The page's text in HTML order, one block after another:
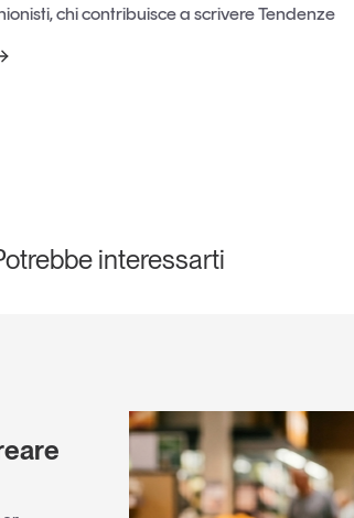
chi contribuisce a scrivere Tendenze
interessarti